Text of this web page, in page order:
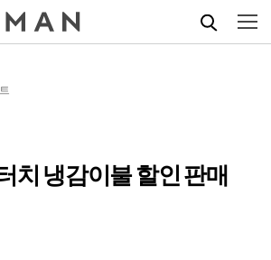
치 냉감이불 할인 판매